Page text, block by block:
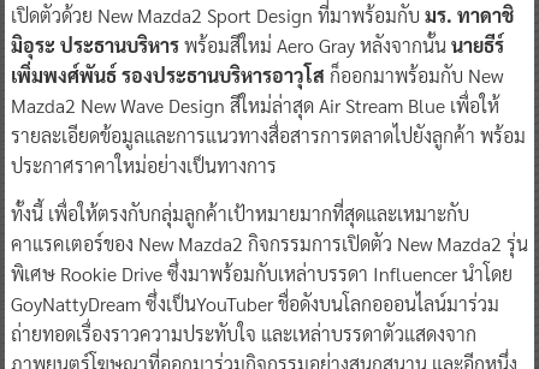
เปิดตัวด้วย New Mazda2 Sport Design ที่มาพร้อมกับ มร. ทาดาชิ
มิอุระ ประธานบริหารพร้อมสีใหม่ Aero Gray หลังจากนั้นนายธีร์
เพิ่มพงศ์พันธ์ รองประธานบริหารอาวุโส ก็ออกมาพร้อมกับ New
Mazda2 New Wave Design สีใหม่ล่าสุด Air Stream Blue เพื่อให้
รายละเอียดข้อมูลและการแนวทางสื่อสารการตลาดไปยังลูกค้า พร้อม
ประกาศราคาใหม่อย่างเป็นทางการ
ทั้งนี้ เพื่อให้ตรงกับกลุ่มลูกค้าเป้าหมายมากที่สุดและเหมาะกับ
คาแรคเตอร์ของ New Mazda2 กิจกรรมการเปิดตัว New Mazda2 รุ่น
พิเศษ Rookie Drive ซึ่งมาพร้อมกับเหล่าบรรดา Influencer นำโดย
GoyNattyDream ซึ่งเป็นYouTuber ชื่อดังบนโลกอออนไลน์มาร่วม
ถ่ายทอดเรื่องราวความประทับใจ และเหล่าบรรดาตัวแสดงจาก
ภาพยนตร์โฆษณาที่ออกมาร่วมกิจกรรมอย่างสนุกสนาน และอีกหนึ่ง